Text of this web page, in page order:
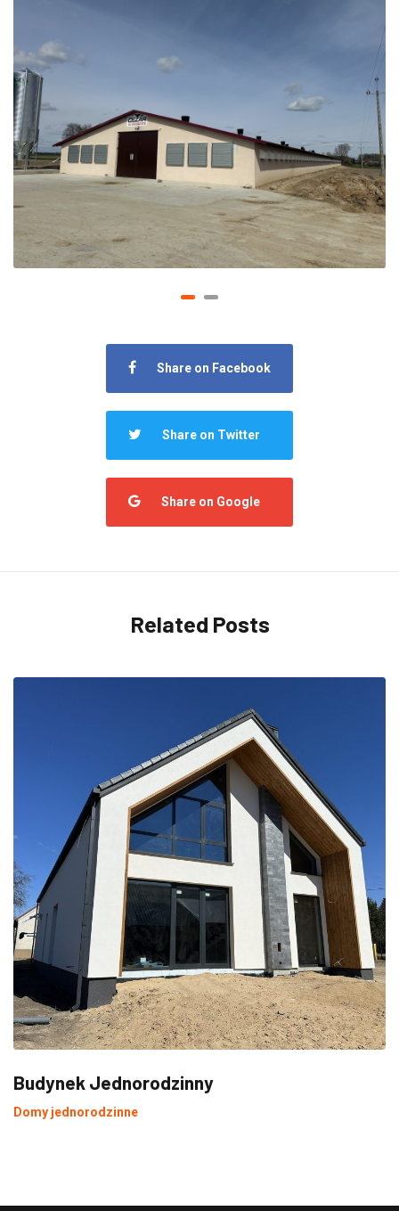
Share on Facebook
Share on Twitter
Share on Google
Related Posts
Budynek Jednorodzinny
Domy jednorodzinne